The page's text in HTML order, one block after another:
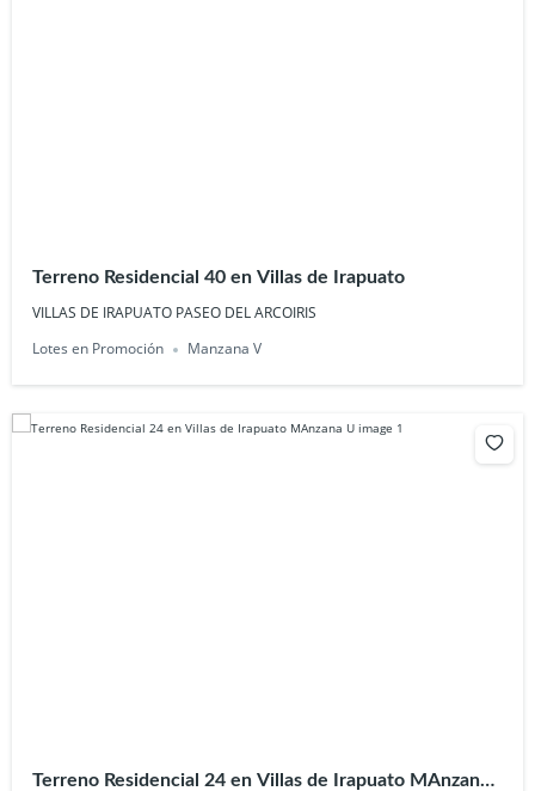
Terreno Residencial 40 en Villas de Irapuato
VILLAS DE IRAPUATO PASEO DEL ARCOIRIS
Lotes en Promoción
Manzana V
Terreno Residencial 24 en Villas de Irapuato MAnzana